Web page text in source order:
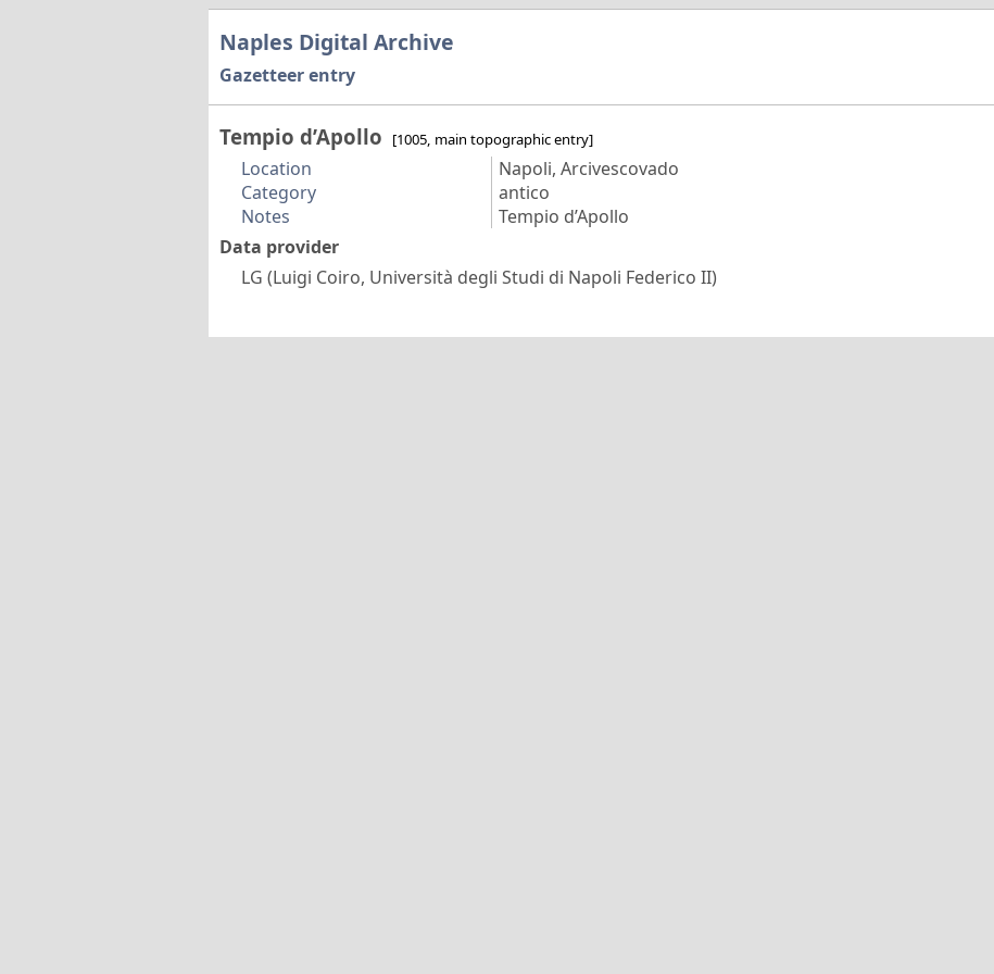
Naples Digital Archive
Gazetteer entry
Tempio d’Apollo [1005, main topographic entry]
Location
Napoli, Arcivescovado
Category
antico
Notes
Tempio d’Apollo
Data provider
LG (Luigi Coiro, Università degli Studi di Napoli Federico II)